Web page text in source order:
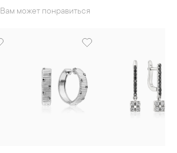
Вам может понравиться